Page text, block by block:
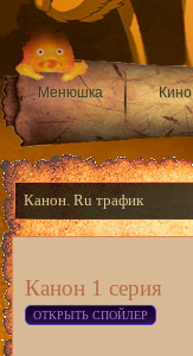
Менюшка Кино
Канон. Ru трафик
Канон 1 серия